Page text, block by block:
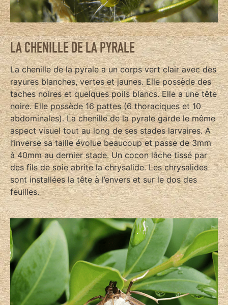
LA CHENILLE DE LA PYRALE
La chenille de la pyrale a un corps vert clair avec des
rayures blanches, vertes et jaunes. Elle possède des
taches noires et quelques poils blancs. Elle a une tête
noire. Elle possède 16 pattes (6 thoraciques et 10
abdominales). La chenille de la pyrale garde le même
aspect visuel tout au long de ses stades larvaires. A
l’inverse sa taille évolue beaucoup et passe de 3mm
à 40mm au dernier stade. Un cocon lâche tissé par
des fils de soie abrite la chrysalide. Les chrysalides
sont installées la tête à l’envers et sur le dos des
feuilles.